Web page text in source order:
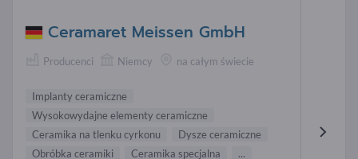
Ceramaret Meissen GmbH
Producenci Niemcy na całym świecie
Implanty ceramiczne
Wysokowydajne elementy ceramiczne
Ceramika na tlenku cyrkonu
Dysze ceramiczne
Obróbka ceramiki
Ceramika specjalna ...